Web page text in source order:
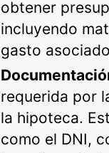
obtener
incluyendo
gasto
requerida por
la hipoteca.
como el DNI,